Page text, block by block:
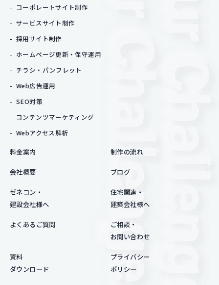
コーポレートサイト制作
サービスサイト制作
採用サイト制作
ホームページ更新・保守運用
チラシ・パンフレット
Web広告運用
SEO対策
コンテンツマーケティング
Webアクセス解析
料金案内 制作の流れ
会社概要 ブログ
ゼネコン・
建設会社様へ
住宅関連・
建築会社様へ
よくあるご質問
ご相談・
お問い合わせ
資料
ダウンロード
プライバシー
ポリシー